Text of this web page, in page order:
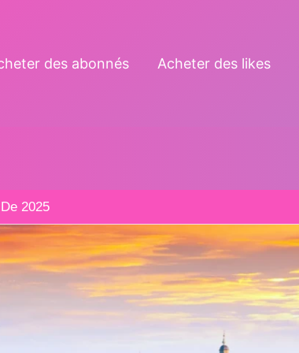
des abonnés Acheter des likes
2025